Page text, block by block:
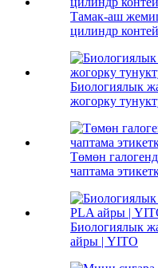
Тамак-аш
цилиндр
Биологиялык
жогорку
Төмөн
чаптама
Биологиялык
айры | YITO